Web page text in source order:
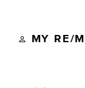
MY RE/